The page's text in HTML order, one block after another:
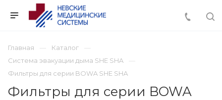
Главная
Каталог
Система эвакуации дыма SHE SHA
Фильтры для серии BOWA SHE SHA
Фильтры для серии BOWA